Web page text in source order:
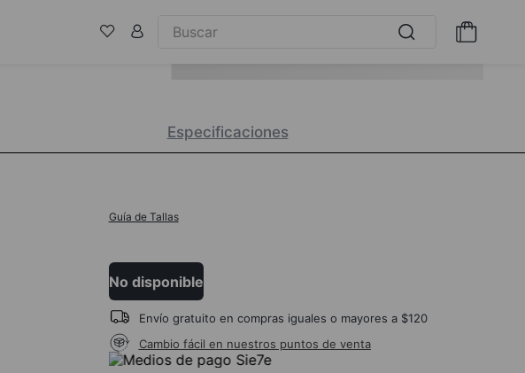
Guía de Tallas
No disponible
Envío gratuito en compras iguales o mayores a $120
Cambio fácil en nuestros puntos de venta
Especificaciones